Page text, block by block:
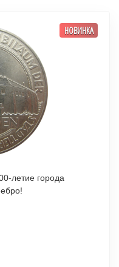
НОВИНКА
Австрии Серебро!